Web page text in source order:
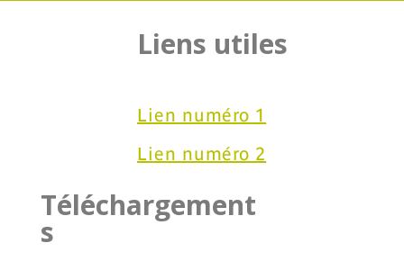
Liens utiles
Lien numéro 1
Lien numéro 2
Téléchargement
s